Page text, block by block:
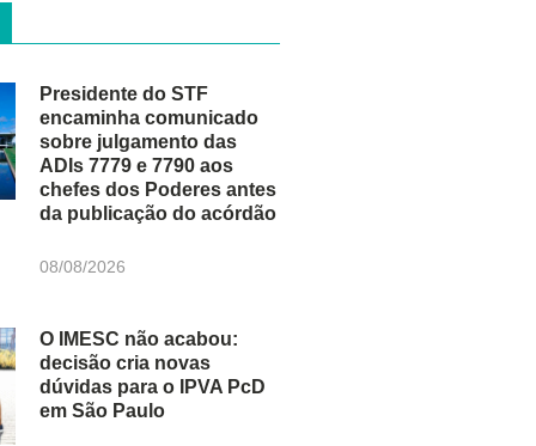
Presidente do STF
encaminha comunicado
sobre julgamento das
ADIs 7779 e 7790 aos
chefes dos Poderes antes
da publicação do acórdão
08/08/2026
O IMESC não acabou:
decisão cria novas
dúvidas para o IPVA PcD
em São Paulo